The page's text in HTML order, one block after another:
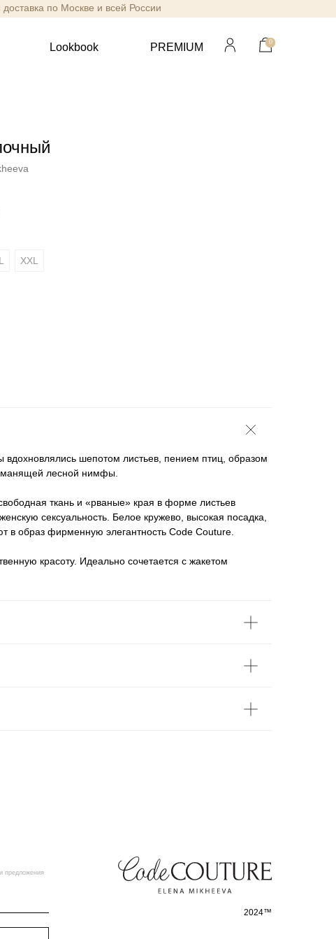
по Москве и всей России
PREMIUM
Lookbook 0
XXL
вдохновлялись шепотом листьев, пением птиц, образом
манящей лесной нимфы.
ткань и «рваные» края в форме листьев
сексуальность. Белое кружево, высокая посадка,
в образ фирменную элегантность Code Couture.
красоту. Идеально сочетается с жакетом
2024™
предложения